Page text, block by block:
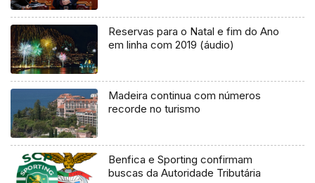
Reservas para o Natal e fim do Ano
em linha com 2019 (áudio)
Madeira continua com números
recorde no turismo
Benfica e Sporting confirmam
buscas da Autoridade Tributária